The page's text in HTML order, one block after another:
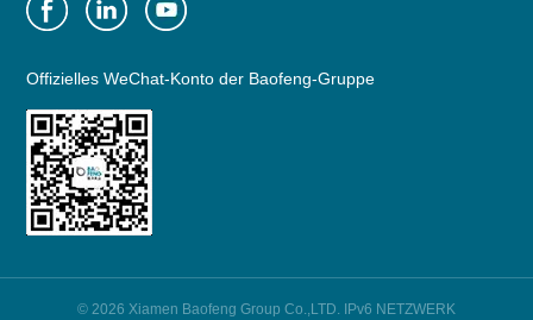
Offizielles WeChat-Konto der Baofeng-Gruppe
© 2026 Xiamen Baofeng Group Co.,LTD. IPv6 NETZWERK